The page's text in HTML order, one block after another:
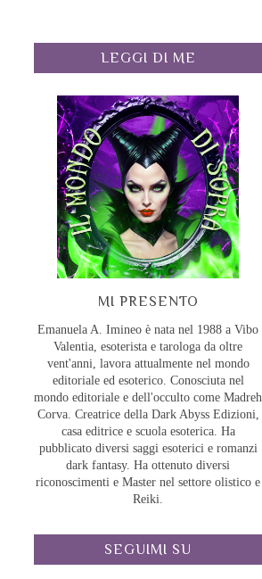
LEGGI DI ME
MI PRESENTO
Emanuela A. Imineo è nata nel 1988 a Vibo
Valentia, esoterista e tarologa da oltre
vent'anni, lavora attualmente nel mondo
editoriale ed esoterico. Conosciuta nel
mondo editoriale e dell'occulto come Madreh
Corva. Creatrice della Dark Abyss Edizioni,
casa editrice e scuola esoterica. Ha
pubblicato diversi saggi esoterici e romanzi
dark fantasy. Ha ottenuto diversi
riconoscimenti e Master nel settore olistico e
Reiki.
SEGUIMI SU